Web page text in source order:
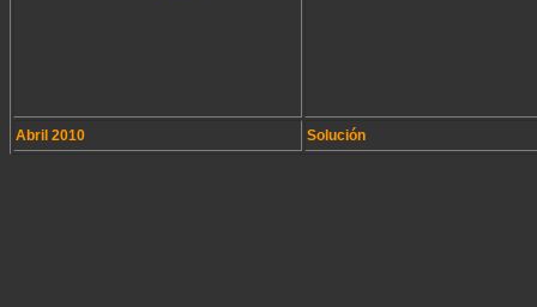
Abril 2010 Solución